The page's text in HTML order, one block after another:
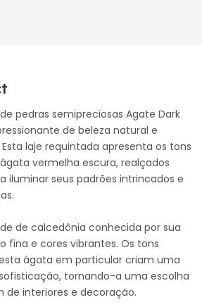
pedras semipreciosas Agate Dark
de beleza natural e
laje requintada apresenta os tons
vermelha escura, realçados
iluminar seus padrões intrincados e
de calcedônia conhecida por sua
fina e cores vibrantes. Os tons
ágata em particular criam uma
tornando-a uma escolha
de interiores e decoração.